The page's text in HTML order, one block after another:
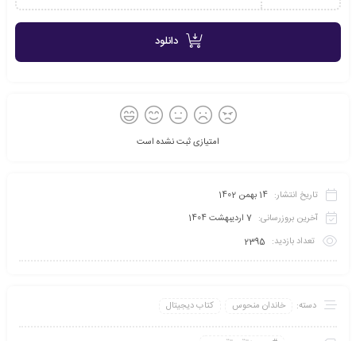
دانلود
امتیازی ثبت نشده است
تاریخ انتشار: 14 بهمن 1402
آخرین بروزرسانی: 7 اردیبهشت 1404
تعداد بازدید: 2395
دسته: خاندان منحوس کتاب دیجیتال